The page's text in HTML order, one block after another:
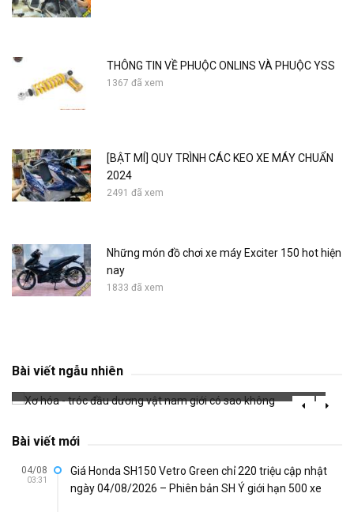
THÔNG TIN VỀ PHUỘC ONLINS VÀ PHUỘC YSS
1367 đã xem
[BẬT MÍ] QUY TRÌNH CÁC KEO XE MÁY CHUẨN
2024
2491 đã xem
Những món đồ chơi xe máy Exciter 150 hot hiện
nay
1833 đã xem
Bài viết ngẫu nhiên
không
3860 đã xem
Bài viết mới
04/08
03:31
Giá Honda SH150 Vetro Green chỉ 220 triệu cập nhật
ngày 04/08/2026 – Phiên bản SH Ý giới hạn 500 xe